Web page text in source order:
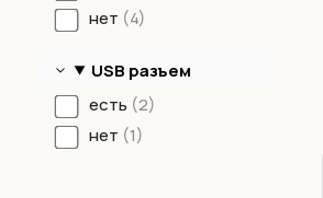
нет 4
USB разъем
есть 2
нет 1